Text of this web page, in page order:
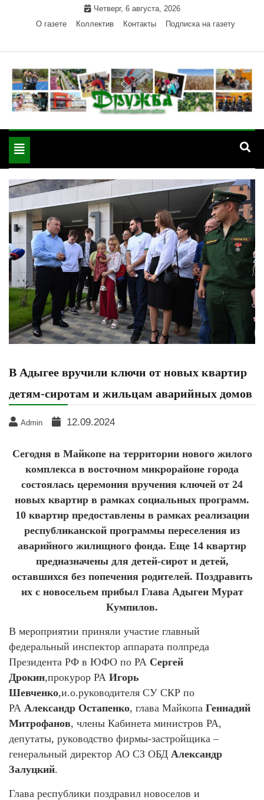
Четверг, 6 августа, 2026
О газете
Коллектив Контакты Подписка на газету
"Дружба" — газета
района РА
Красногвардейского района Республики Адыгея
Toggle
navigation
В Адыгее вручили ключи от новых квартир
детям-сиротам и жильцам аварийных домов
Admin 12.09.2024
Сегодня в Майкопе на территории нового жилого
комплекса в восточном микрорайоне города
состоялась церемония вручения ключей от 24
новых квартир в рамках социальных программ.
10 квартир предоставлены в рамках реализации
республиканской программы переселения из
аварийного жилищного фонда. Еще 14 квартир
предназначены для детей-сирот и детей,
оставшихся без попечения родителей. Поздравить
их с новосельем прибыл Глава Адыгеи Мурат
Кумпилов.
В мероприятии приняли участие главный
федеральный инспектор аппарата полпреда
Президента РФ в ЮФО по РА Сергей
Дрокин,прокурор РА Игорь
Шевченко,и.о.руководителя СУ СКР по
РА Александр Остапенко, глава Майкопа Геннадий
Митрофанов, члены Кабинета министров РА,
депутаты, руководство фирмы-застройщика –
генеральный директор АО СЗ ОБД Александр
Залуцкий.
Глава республики поздравил новоселов и